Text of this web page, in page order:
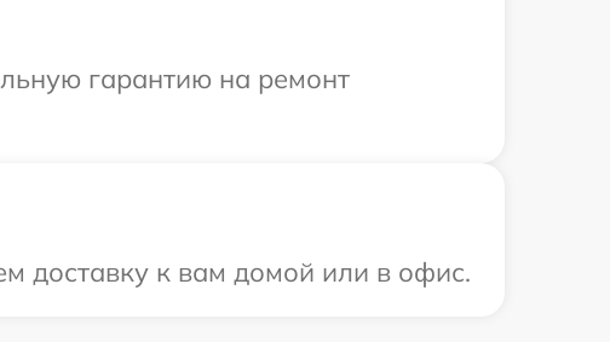
гарантию на ремонт
доставку к вам домой или в офис.